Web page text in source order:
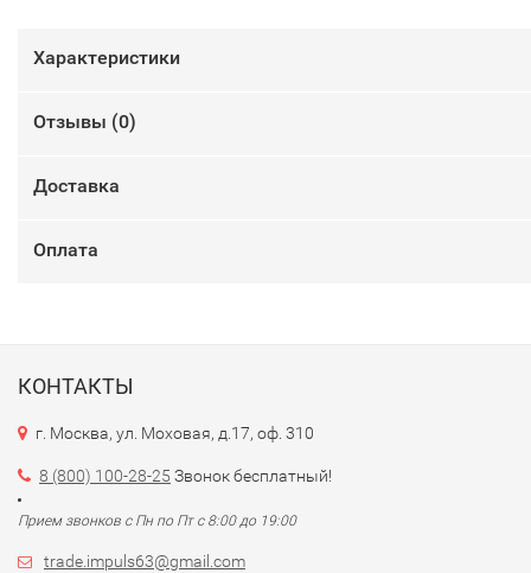
Характеристики
Отзывы (0)
Доставка
Оплата
КОНТАКТЫ
г. Москва, ул. Моховая, д.17, оф. 310
8 (800) 100-28-25 Звонок бесплатный!
Прием звонков с Пн по Пт с 8:00 до 19:00
trade.impuls63@gmail.com